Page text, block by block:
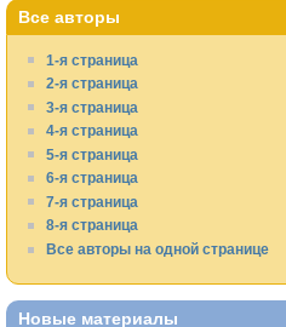
Все авторы
1-я страница
2-я страница
3-я страница
4-я страница
5-я страница
6-я страница
7-я страница
8-я страница
Все авторы на одной странице
Новые материалы